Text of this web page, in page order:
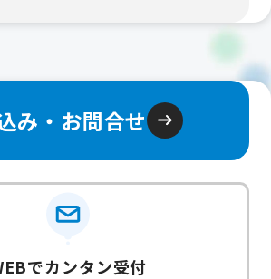
み・お問合せ
でカンタン受付